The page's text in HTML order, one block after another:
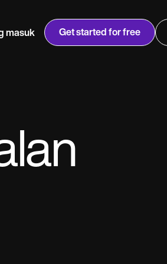
masuk Get started for free
Pematuhan dan keselamatan
View Jen’s story